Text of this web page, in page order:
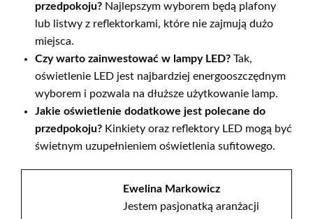
przedpokoju? Najlepszym wyborem będą plafony
lub listwy z reflektorkami, które nie zajmują dużo
miejsca.
Czy warto zainwestować w lampy LED? Tak,
oświetlenie LED jest najbardziej energooszczędnym
wyborem i pozwala na dłuższe użytkowanie lamp.
Jakie oświetlenie dodatkowe jest polecane do
przedpokoju? Kinkiety oraz reflektory LED mogą być
świetnym uzupełnieniem oświetlenia sufitowego.
Ewelina Markowicz
Jestem pasjonatką aranżacji